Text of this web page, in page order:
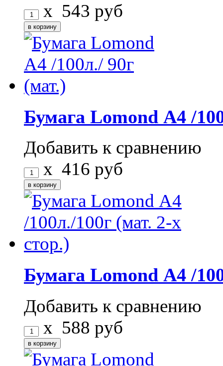
x 543 руб
Бумага Lomond А4 /
Добавить к сравнению
x 416 руб
Бумага Lomond А4 /
Добавить к сравнению
x 588 руб